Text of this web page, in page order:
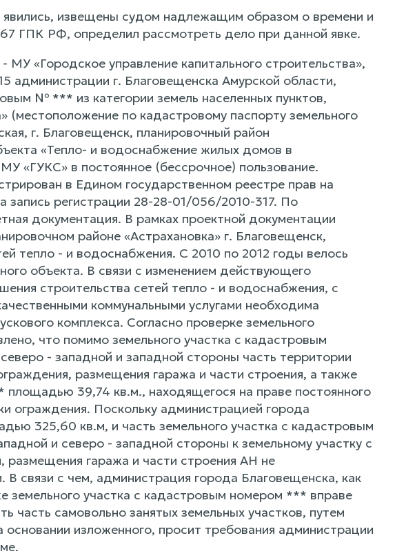
извещены судом надлежащим образом о времени и
ГПК РФ, определил рассмотреть дело при данной явке.
«Городское управление капитального строительства»,
г. Благовещенска Амурской области,
№ *** из категории земель населенных пунктов,
(местоположение по кадастровому паспорту земельного
г. Благовещенск, планировочный район
«Тепло- и водоснабжение жилых домов в
«ГУКС» в постоянное (бессрочное) пользование.
в Едином государственном реестре прав на
регистрации 28-28-01/056/2010-317. По
документация. В рамках проектной документации
районе «Астрахановка» г. Благовещенск,
тепло - и водоснабжения. С 2010 по 2012 годы велось
объекта. В связи с изменением действующего
строительства сетей тепло - и водоснабжения, с
коммунальными услугами необходима
комплекса. Согласно проверке земельного
что помимо земельного участка с кадастровым
- западной и западной стороны часть территории
размещения гаража и части строения, а также
39,74 кв.м., находящегося на праве постоянного
ограждения. Поскольку администрацией города
325,60 кв.м, и часть земельного участка с кадастровым
и северо - западной стороны к земельному участку с
гаража и части строения АН не
связи с чем, администрация города Благовещенска, как
земельного участка с кадастровым номером *** вправе
часть самовольно занятых земельных участков, путем
изложенного, просит требования администрации